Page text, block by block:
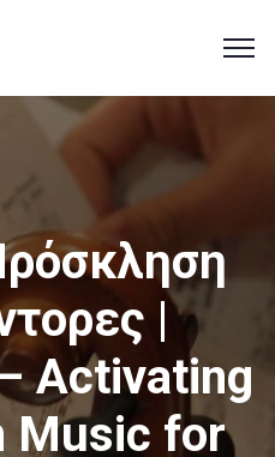
|
Activating
Music for